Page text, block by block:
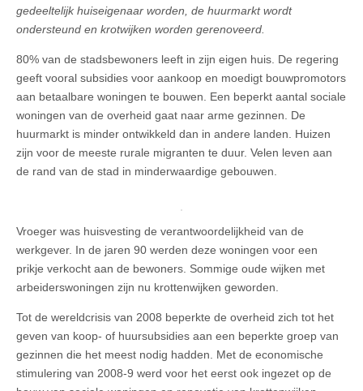
gedeeltelijk huiseigenaar worden, de huurmarkt wordt
ondersteund en krotwijken worden gerenoveerd.
80% van de stadsbewoners leeft in zijn eigen huis. De regering
geeft vooral subsidies voor aankoop en moedigt bouwpromotors
aan betaalbare woningen te bouwen. Een beperkt aantal sociale
woningen van de overheid gaat naar arme gezinnen. De
huurmarkt is minder ontwikkeld dan in andere landen. Huizen
zijn voor de meeste rurale migranten te duur. Velen leven aan
de rand van de stad in minderwaardige gebouwen.
Vroeger was huisvesting de verantwoordelijkheid van de
werkgever. In de jaren 90 werden deze woningen voor een
prikje verkocht aan de bewoners. Sommige oude wijken met
arbeiderswoningen zijn nu krottenwijken geworden.
Tot de wereldcrisis van 2008 beperkte de overheid zich tot het
geven van koop- of huursubsidies aan een beperkte groep van
gezinnen die het meest nodig hadden. Met de economische
stimulering van 2008-9 werd voor het eerst ook ingezet op de